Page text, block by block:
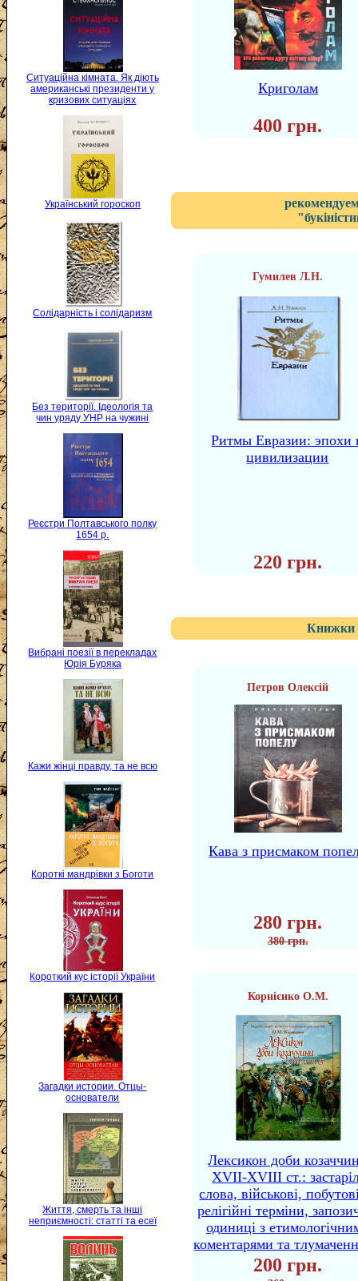
Ситуаційна кімната. Як діють
американські президенти у
кризових ситуаціях
Український гороскоп
Солідарність і солідаризм
Без території. Ідеологія та
чин уряду УНР на чужині
Реєстри Полтавського полку
1654 р.
Вибрані поезії в перекладах
Юрія Буряка
Кажи жінці правду, та не всю
Короткі мандрівки з Боготи
Короткий кус історії України
Загадки истории. Отцы-
основатели
Життя, смерть та інші
неприємності: статті та есеї
Криголам
400 грн.
Гумилев Л.Н.
Ритмы Евразии: эпохи
цивилизации
220 грн.
Книжки
Петров Олексій
Кава з присмаком
280 грн.
380 грн.
Корнієнко О.М.
Лексикон доби
XVII-XVIII ст.:
слова, військові,
релігійні терміни,
одиниці з
коментарями та
200 грн.